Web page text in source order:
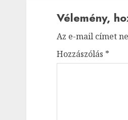
Vélemény,
Az e-mail címet
Hozzászólás *